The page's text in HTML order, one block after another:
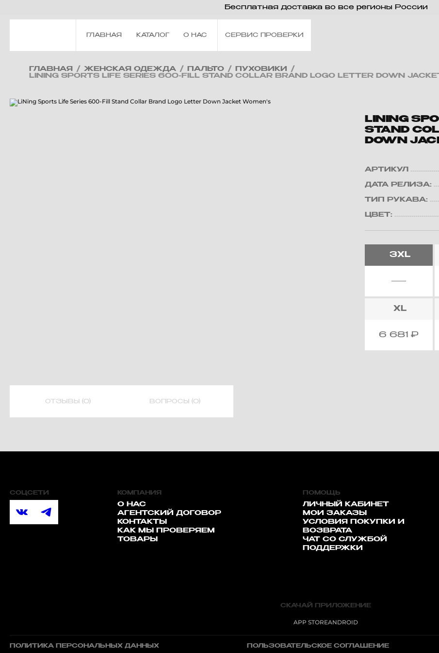
Бесплатная доставка во все регионы России
ГЛАВНАЯ КАТАЛОГ О НАС СЕРВИС ПРОВЕРКИ
ГЛАВНАЯ / ЖЕНСКАЯ ОДЕЖДА / ПАЛЬТО / ПУХОВИКИ
/
LINING SPORTS LIFE SERIES 600-FILL STAND COLLAR BRAND LOGO LETTER DOWN
LINING
STAND
DOWN
АРТИКУЛ
ДАТА РЕЛИЗА:
ТИП РУКАВА:
ЦВЕТ:
3XL
XL
6 681₽
ОТЗЫВЫ (0) ВОПРОСЫ (0)
СОЦСЕТИ КОМПАНИЯ
О НАС
АГЕНТСКИЙ ДОГОВОР
КОНТАКТЫ
КАК МЫ ПРОВЕРЯЕМ
ТОВАРЫ
ПОМОЩЬ
ЛИЧНЫЙ КАБИНЕТ
МОИ ЗАКАЗЫ
УСЛОВИЯ ПОКУПКИ И
ВОЗВРАТА
ЧАТ СО СЛУЖБОЙ
ПОДДЕРЖКИ
СКАЧАЙ ПРИЛОЖЕНИЕ
APP STOREANDROID
ПОЛИТИКА ПЕРСОНАЛЬНЫХ ДАННЫХ ПОЛЬЗОВАТЕЛЬСКОЕ СОГЛАШЕНИЕ